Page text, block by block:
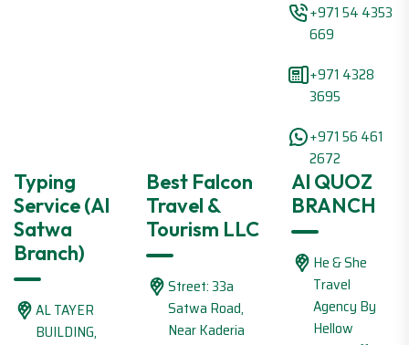
+971 54 4353
669
+971 4328
3695
+971 56 461
2672
Typing
Service (Al
Satwa
Branch)
AL TAYER
BUILDING,
Best Falcon
Travel &
Tourism LLC
Street: 33a
Satwa Road,
Near Kaderia
Al QUOZ
BRANCH
He & She
Travel
Agency By
Hellow